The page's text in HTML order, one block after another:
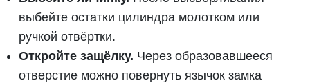
выбейте остатки цилиндра молотком или
ручкой отвёртки.
Откройте защёлку. Через образовавшееся
отверстие можно повернуть язычок замка